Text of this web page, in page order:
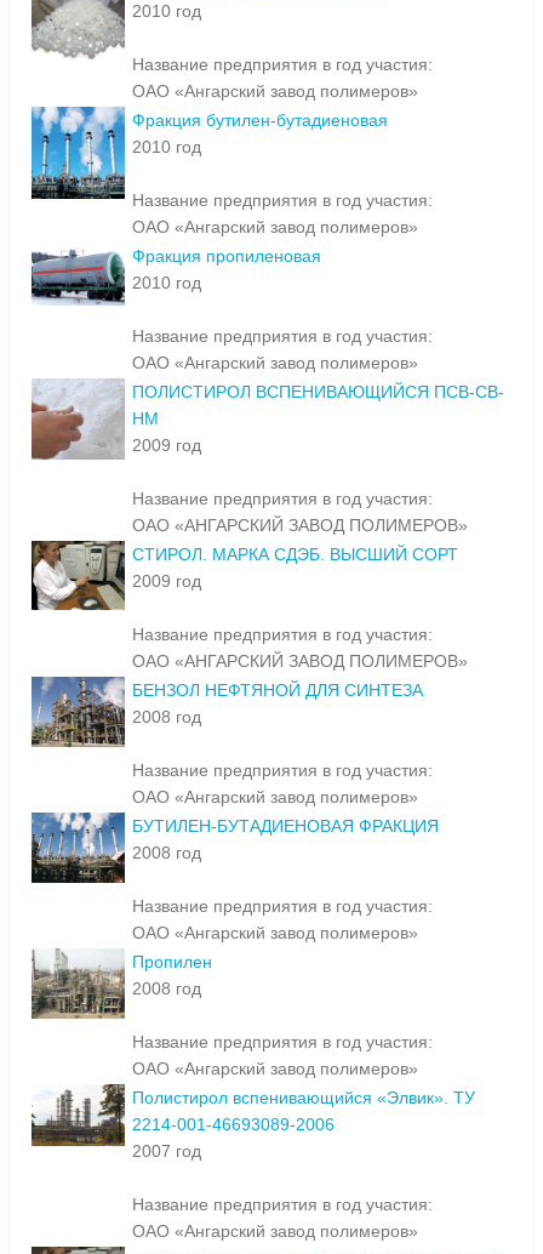
2010 год
Название предприятия в год участия:
ОАО «Ангарский завод полимеров»
Фракция бутилен-бутадиеновая
2010 год
Название предприятия в год участия:
ОАО «Ангарский завод полимеров»
Фракция пропиленовая
2010 год
Название предприятия в год участия:
ОАО «Ангарский завод полимеров»
ПОЛИСТИРОЛ ВСПЕНИВАЮЩИЙСЯ ПСВ-СВ-
НМ
2009 год
Название предприятия в год участия:
ОАО «АНГАРСКИЙ ЗАВОД ПОЛИМЕРОВ»
СТИРОЛ. МАРКА СДЭБ. ВЫСШИЙ СОРТ
2009 год
Название предприятия в год участия:
ОАО «АНГАРСКИЙ ЗАВОД ПОЛИМЕРОВ»
БЕНЗОЛ НЕФТЯНОЙ ДЛЯ СИНТЕЗА
2008 год
Название предприятия в год участия:
ОАО «Ангарский завод полимеров»
БУТИЛЕН-БУТАДИЕНОВАЯ ФРАКЦИЯ
2008 год
Название предприятия в год участия:
ОАО «Ангарский завод полимеров»
Пропилен
2008 год
Название предприятия в год участия:
ОАО «Ангарский завод полимеров»
Полистирол вспенивающийся «Элвик». ТУ
2214-001-46693089-2006
2007 год
Название предприятия в год участия:
ОАО «Ангарский завод полимеров»